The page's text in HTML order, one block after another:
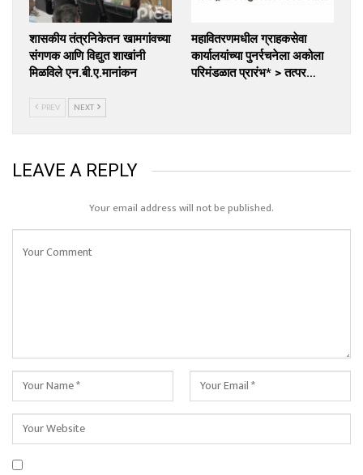
शासकीय तंत्रनिकेतन खामगांवच्या
संगणक आणि विद्युत शाखांनी
मिळविले एन.बी.ए.मानांकन
महावितरणमधील ग्राहकसेवा
कार्यालयांच्या पुनर्रचनेला अकोला
परिमंडळात प्रारंभ* > तत्पर…
PREV NEXT
LEAVE A REPLY
Your email address will not be published.